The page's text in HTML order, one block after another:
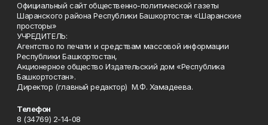
Официальный сайт общественно-политической газеты
Шаранского района Республики Башкортостан «Шаранские
просторы»
УЧРЕДИТЕЛЬ:
Агентство по печати и средствам массовой информации
Республики Башкортостан,
Акционерное общество Издательский дом «Республика
Башкортостан».
Директор (главный редактор) М.Ф. Хамадеева.
Телефон
8 (34769) 2-14-08